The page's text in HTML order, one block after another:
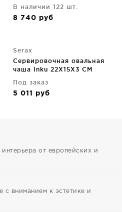
В наличии 122 шт.
8 740 руб
Serax
Сервировочная овальная
чаша Inku 22X15X3 CM
Под заказ
5 011 руб
от европейских и
с вниманием к эстетике и